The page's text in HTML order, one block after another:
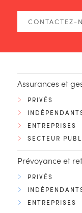
CONTACTEZ-
Assurances et
PRIVÉS
ENTREPRISES
SECTEUR
Prévoyance et
PRIVÉS
ENTREPRISES